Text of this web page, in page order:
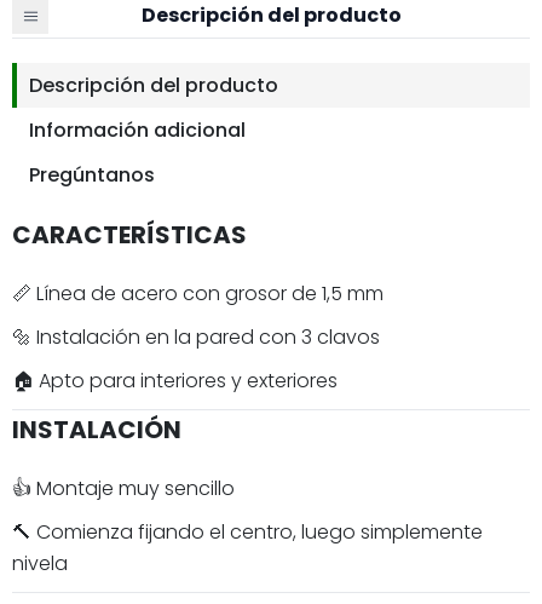
Descripción del producto
Descripción del producto
Información adicional
Pregúntanos
CARACTERÍSTICAS
📏 Línea de acero con grosor de 1,5 mm
🔩 Instalación en la pared con 3 clavos
🏠 Apto para interiores y exteriores
INSTALACIÓN
👍 Montaje muy sencillo
🔨 Comienza fijando el centro, luego simplemente
nivela